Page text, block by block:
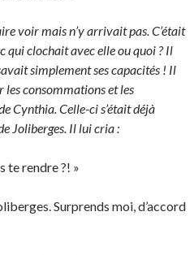
voir mais n’y arrivait pas. C’était
qui clochait avec elle ou quoi ? Il
simplement ses capacités ! Il
les consommations et les
Cynthia. Celle-ci s’était déjà
Joliberges. Il lui cria :
te rendre ?! »
Surprends moi, d’accord